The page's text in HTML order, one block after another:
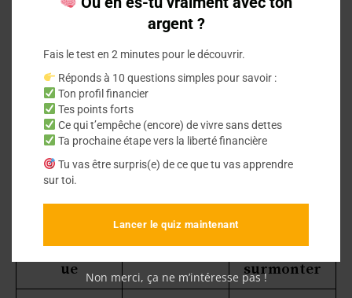
La paralysie par l’analyse se produit quand on
analyse trop longtemps sans décider. C’est un
piège courant dans l’investissement.
Pour éviter cela,définissons des objectifs
clairs. Engageons-nous à prendre une
décision dans un délai raisonnable.
psychologiq
ue
Description
pour
surmonter
argent ?
Fais le test en 2 minutes pour le découvrir.
Réponds à 10 questions simples pour savoir :
Ton profil financier
Tes points forts
Ce qui t’empêche (encore) de vivre sans dettes
Ta prochaine étape vers la liberté financière
Tu vas être surpris(e) de ce que tu vas apprendre
sur toi.
Lancer le quiz maintenant
Non merci, ça ne m’intéresse pas !